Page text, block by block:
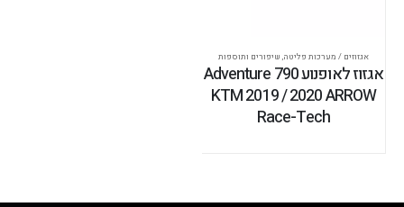
אגזוזים / מערכות פליטה, שיפורים ותוספות
אגזוז לאופנוע 790 Adventure
KTM 2019 / 2020 ARROW
Race-Tech